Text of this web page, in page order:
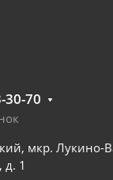
30-70
мкр. Лукино-
1